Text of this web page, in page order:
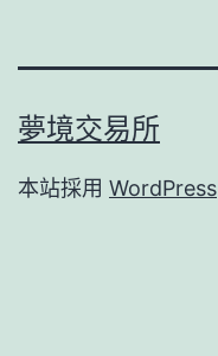
夢境交易所
本站採用 WordPress